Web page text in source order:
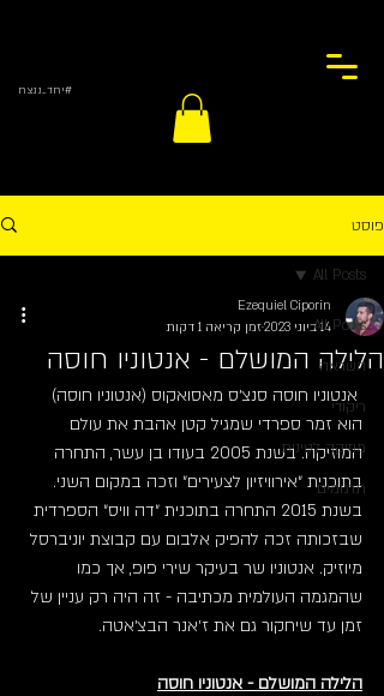
#יחד_ננצח
פוסט
All Posts
השראה
ריקודי
מוזיקה לטינית
תרגומים
All Posts
הלילה המושלם - אנטוניו חוסה
Ezequiel Ciporin
14 ביוני 2023
זמן קריאה 1 דקות
אנטוניו חוסה סנצ׳ס מאסואקוס (אנטוניו חוסה)
הוא זמר ספרדי שמגיל קטן אהבת את עולם
המוזיקה. בשנת 2005 בעודו בן עשר, התחרה
בתוכנית ״אירוויזיון לצעירים״ וזכה במקום השני.
בשנת 2015 התחרה בתוכנית ״דה וויס״ הספרדית
שבזכותה זכה להפיק אלבום עם קבוצת יוניברסל
מיוזיק. אנטוניו שר בעיקר שירי פופ, אך כמו
שהמגמה העולמית מכתיבה - זה היה רק עניין של
זמן עד שיחקור גם את ז׳אנר הבצ׳אטה.
הלילה המושלם - אנטוניו חוסה